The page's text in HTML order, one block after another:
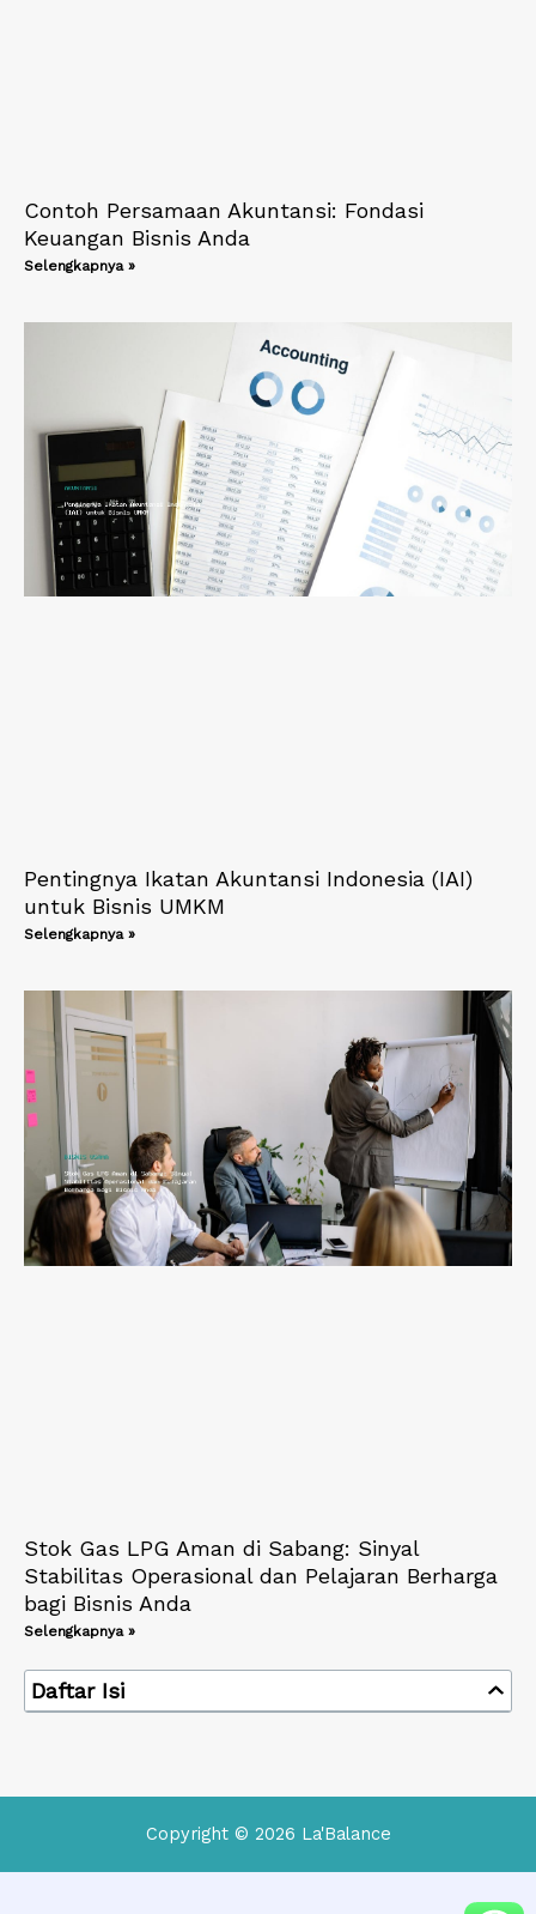
Contoh Persamaan Akuntansi: Fondasi
Keuangan Bisnis Anda
Selengkapnya »
Pentingnya Ikatan Akuntansi Indonesia (IAI)
untuk Bisnis UMKM
Selengkapnya »
Stok Gas LPG Aman di Sabang: Sinyal
Stabilitas Operasional dan Pelajaran Berharga
bagi Bisnis Anda
Selengkapnya »
Daftar Isi
Copyright © 2026 La'Balance